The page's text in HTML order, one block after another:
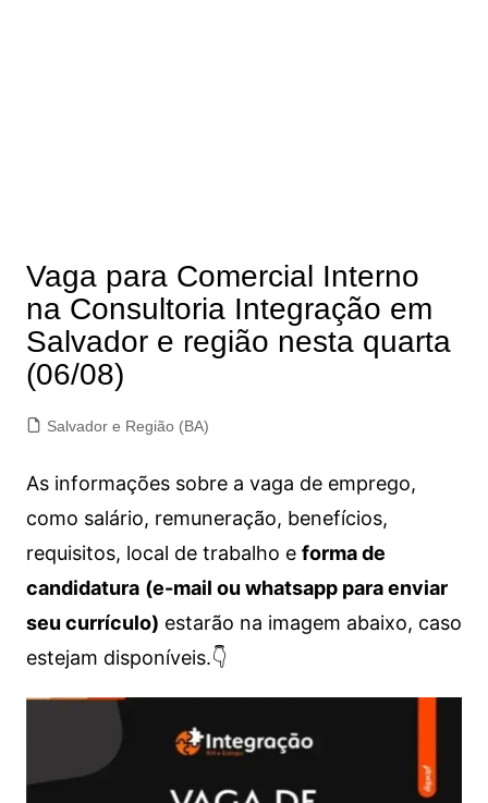
Vaga para Comercial Interno
na Consultoria Integração em
Salvador e região nesta quarta
(06/08)
Salvador e Região (BA)
As informações sobre a vaga de emprego,
como salário, remuneração, benefícios,
requisitos, local de trabalho e forma de
candidatura (e-mail ou whatsapp para enviar
seu currículo) estarão na imagem abaixo, caso
estejam disponíveis.👇